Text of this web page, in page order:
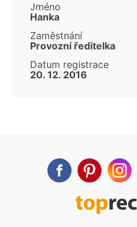
Jméno
Hanka
Zaměstnání
Provozní ředitelka
Datum registrace
20. 12. 2016